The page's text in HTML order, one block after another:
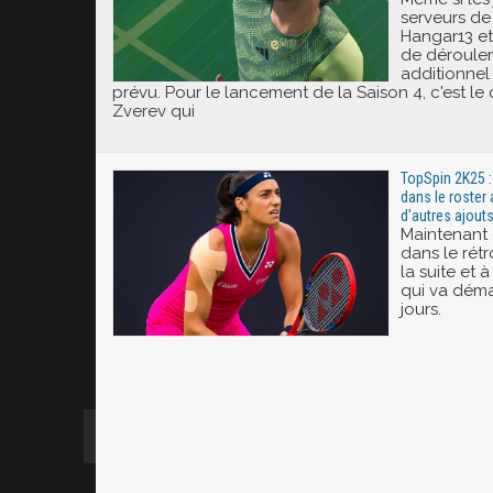
serveurs de
Hangar13
de
prévu. Pour le lancement de la Saison 4, c'est
Zverev qui
TopSpin 2K25
dans le roster
d'autres
dans le
la suite et
qui va
jours.